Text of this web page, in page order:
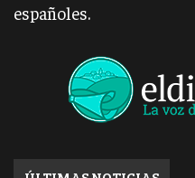
españoles.